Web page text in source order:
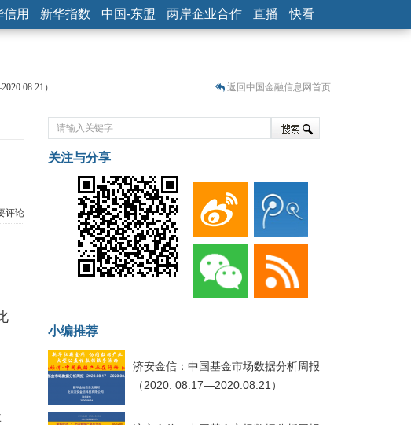
信用 新华指数 中国-东盟 两岸企业合作 直播 快看
）
返回中国金融信息网首页
评论
关注与分享
小编推荐
济安金信：中国基金市场数据分析周报
（2020. 08.17—2020.08.21）